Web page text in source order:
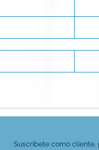
Suscríbete como cliente,